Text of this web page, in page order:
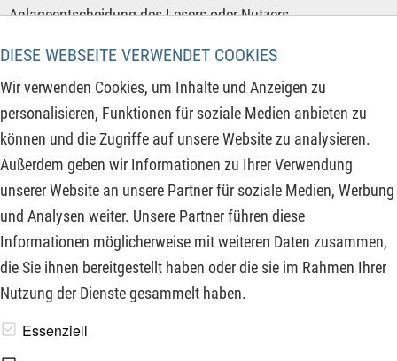
DIESE WEBSEITE VERWENDET COOKIES
Wir verwenden Cookies, um Inhalte und Anzeigen zu
personalisieren, Funktionen für soziale Medien anbieten zu
können und die Zugriffe auf unsere Website zu analysieren.
Außerdem geben wir Informationen zu Ihrer Verwendung
unserer Website an unsere Partner für soziale Medien, Werbung
und Analysen weiter. Unsere Partner führen diese
Informationen möglicherweise mit weiteren Daten zusammen,
die Sie ihnen bereitgestellt haben oder die sie im Rahmen Ihrer
Nutzung der Dienste gesammelt haben.
Essenziell
Anlageentscheidung des Lesers oder Nutzers.
Der Erwerb von Finanzinstrumenten birgt hohe Risiken, die
bis zum Totalverlust des eingesetzten Kapitals führen
können. Die von der Ita Joka S. A. und ihre Autoren
veröffentlichten Informationen beruhen auf sorgfältiger
Recherche, dennoch wird keinerlei Haftung für
Vermögensschäden oder eine inhaltliche Garantie für
Aktualität, Richtigkeit, Angemessenheit und Vollständigkeit
der hier angebotenen Inhalte übernommen. Bitte beachten
Sie auch unsereNutzungsbedingungen .
www.derfinanzinvestor.de - © 2026 - Die Publikation für